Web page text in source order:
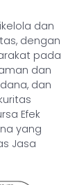
dan
dengan
pada
dan
dan
Efek
yang
Jasa